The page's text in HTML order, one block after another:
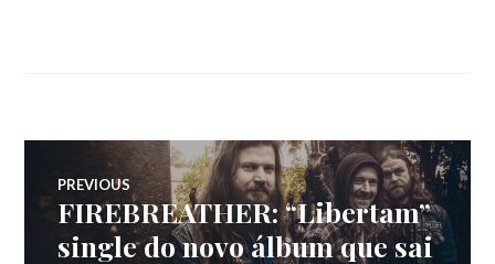
Navegação
de
PREVIOUS
Previous
post:
FIREBREATHER: “Libertam”
single do novo álbum que sai